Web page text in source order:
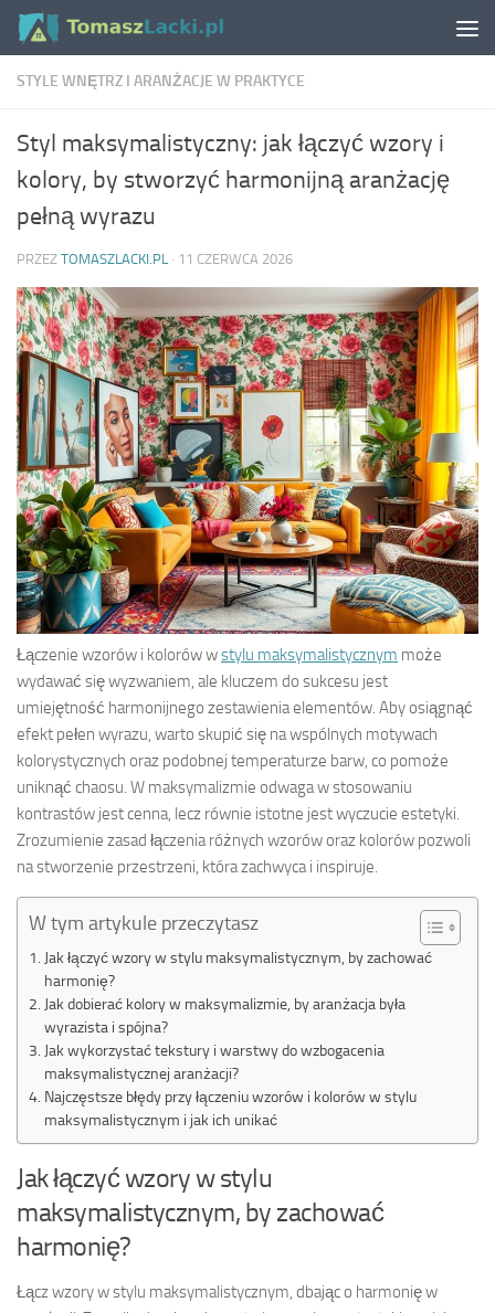
Skip to content
STYLE WNĘTRZ I ARANŻACJE W PRAKTYCE
Styl maksymalistyczny: jak łączyć wzory i
kolory, by stworzyć harmonijną aranżację
pełną wyrazu
PRZEZ TOMASZLACKI.PL · 11 CZERWCA 2026
Łączenie wzorów i kolorów wstylu maksymalistycznym może
wydawać się wyzwaniem, ale kluczem do sukcesu jest
umiejętność harmonijnego zestawienia elementów. Aby osiągnąć
efekt pełen wyrazu, warto skupić się na wspólnych motywach
kolorystycznych oraz podobnej temperaturze barw, co pomoże
uniknąć chaosu. W maksymalizmie odwaga w stosowaniu
kontrastów jest cenna, lecz równie istotne jest wyczucie estetyki.
Zrozumienie zasad łączenia różnych wzorów oraz kolorów pozwoli
na stworzenie przestrzeni, która zachwyca i inspiruje.
W tym artykule przeczytasz
Jak łączyć wzory w stylu maksymalistycznym, by zachować
harmonię?
Jak dobierać kolory w maksymalizmie, by aranżacja była
wyrazista i spójna?
Jak wykorzystać tekstury i warstwy do wzbogacenia
maksymalistycznej aranżacji?
Najczęstsze błędy przy łączeniu wzorów i kolorów w stylu
maksymalistycznym i jak ich unikać
Jak łączyć wzory w stylu
maksymalistycznym, by zachować
harmonię?
Łącz wzory w stylu maksymalistycznym, dbając o harmonię w